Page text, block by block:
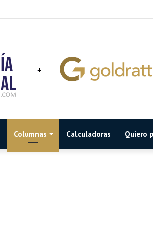
Columnas Calculadoras Quiero